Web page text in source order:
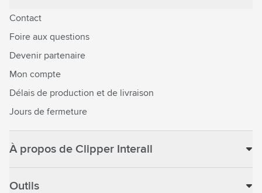
Contact
Foire aux questions
Devenir partenaire
Mon compte
Délais de production et de livraison
Jours de fermeture
À propos de Clipper Interall
Outils